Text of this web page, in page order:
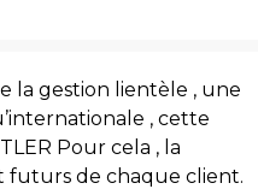
la gestion lientèle , une
, cette
Pour cela , la
futurs de chaque client.